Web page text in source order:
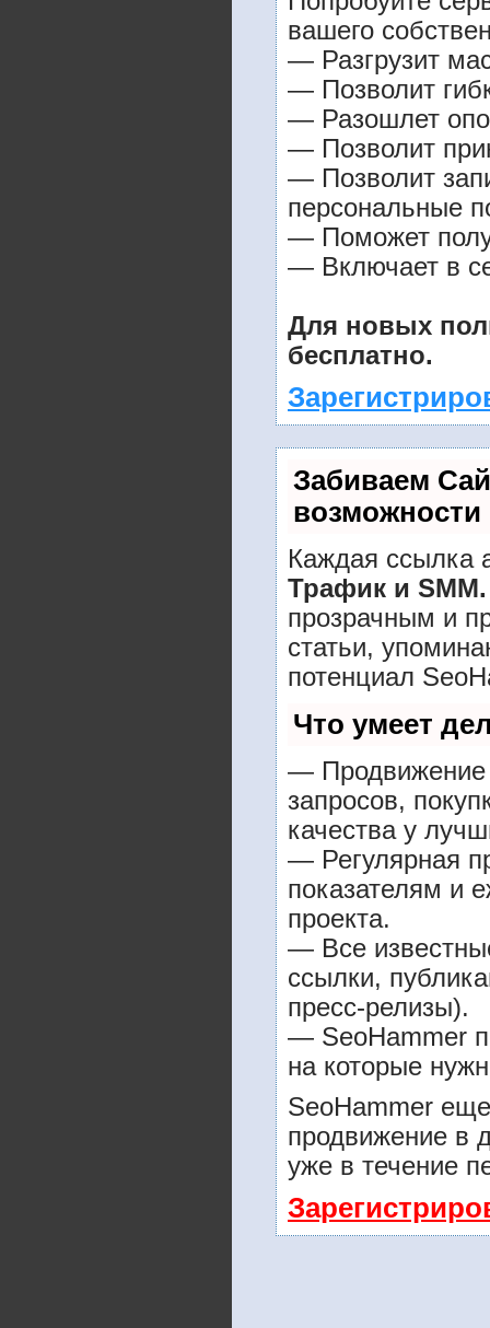
вашего
— Разгрузит
— Позволит
— Разошлет
— Позволит
— Позволит
персональные
— Поможет
— Включает в
Для новых
бесплатно.
Забиваем
возможности
Каждая ссылка
Трафик и SMM.
прозрачным и
статьи,
потенциал
Что умеет
— Продвижение
запросов,
качества у
— Регулярная
показателям и
проекта.
— Все
ссылки,
пресс-релизы).
— SeoHammer
на которые
SeoHammer
продвижение в
уже в течение